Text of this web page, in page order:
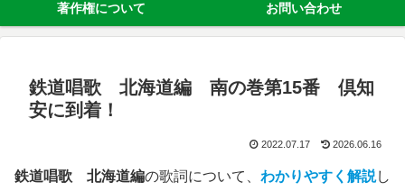
著作権について お問い合わせ
鉄道唱歌 北海道編 南の巻第15番 倶知
安に到着！
2022.07.17 2026.06.16
鉄道唱歌 北海道編の歌詞について、 わかりやすく解説し